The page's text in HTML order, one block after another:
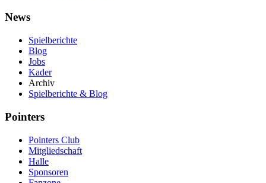
News
Spielberichte
Blog
Jobs
Kader
Archiv
Spielberichte & Blog
Pointers
Pointers Club
Mitgliedschaft
Halle
Sponsoren